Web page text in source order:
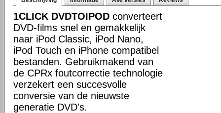
1CLICK DVDTOIPOD converteert
DVD-films snel en gemakkelijk
naar iPod Classic, iPod Nano,
iPod Touch en iPhone compatibel
bestanden. Gebruikmakend van
de CPRx foutcorrectie technologie
verzekert een succesvolle
conversie van de nieuwste
generatie DVD's.